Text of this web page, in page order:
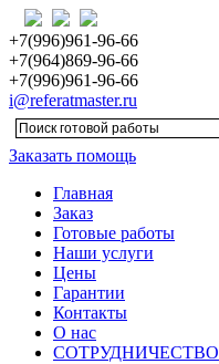
+7(996)961-96-66
+7(964)869-96-66
+7(996)961-96-66
i@referatmaster.ru
Заказать помощь
Главная
Заказ
Готовые работы
Наши услуги
Цены
Гарантии
Контакты
О нас
СОТРУДНИЧЕСТВО